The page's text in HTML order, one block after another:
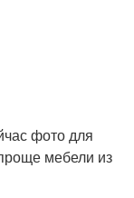
фото для
мебели из